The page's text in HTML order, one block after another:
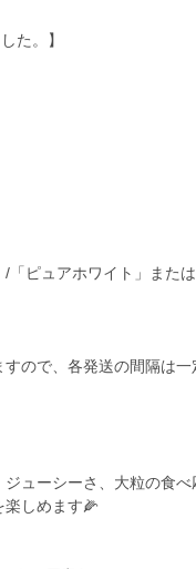
た。】
「ピュアホワイト」また
ので、各発送の間隔は一
ューシーさ、大粒の食べ
楽しめます🌽